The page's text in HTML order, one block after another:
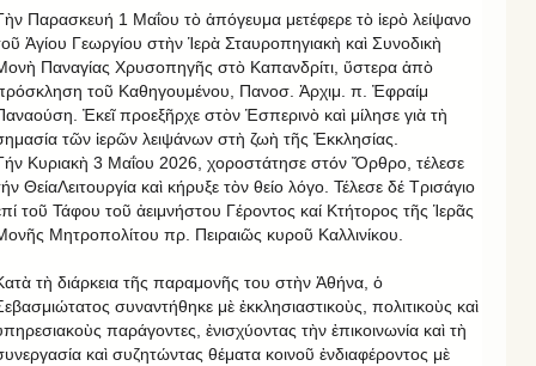
Παρασκευή 1 Μαΐου τὸ ἀπόγευμα μετέφερε τὸ ἱερὸ λείψανο
Ἁγίου Γεωργίου στὴν Ἱερὰ Σταυροπηγιακὴ καὶ Συνοδικὴ
Παναγίας Χρυσοπηγῆς στὸ Καπανδρίτι, ὕστερα ἀπὸ
τοῦ Καθηγουμένου, Πανοσ. Ἀρχιμ. π. Ἐφραίμ
Ἐκεῖ προεξῆρχε στὸν Ἑσπερινὸ καὶ μίλησε γιὰ τὴ
τῶν ἱερῶν λειψάνων στὴ ζωὴ τῆς Ἐκκλησίας.
Κυριακὴ 3 Μαΐου 2026, χοροστάτησε στόν Ὄρθρο, τέλεσε
ΘείαΛειτουργία καὶ κήρυξε τὸν θείο λόγο. Τέλεσε δέ Τρισάγιο
τοῦ Τάφου τοῦ ἀειμνήστου Γέροντος καί Κτήτορος τῆς Ἱερᾶς
Μητροπολίτου πρ. Πειραιῶς κυροῦ Καλλινίκου.
τὴ διάρκεια τῆς παραμονῆς του στὴν Ἀθήνα, ὁ
συναντήθηκε μὲ ἐκκλησιαστικοὺς, πολιτικοὺς καὶ
παράγοντες, ἐνισχύοντας τὴν ἐπικοινωνία καὶ τὴ
καὶ συζητώντας θέματα κοινοῦ ἐνδιαφέροντος μὲ